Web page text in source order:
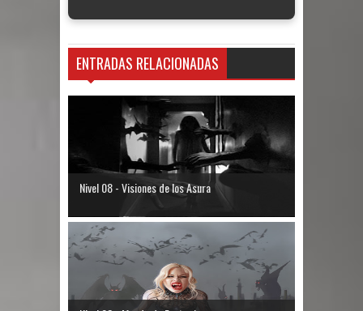
ENTRADAS RELACIONADAS
Nivel 08 - Visiones de los Asura